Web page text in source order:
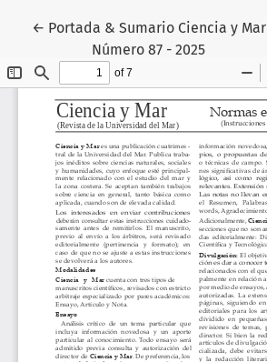
← Volver a los detalles del artículo
Portada & Sumario Ciencia y Mar
Número 87 - 2025